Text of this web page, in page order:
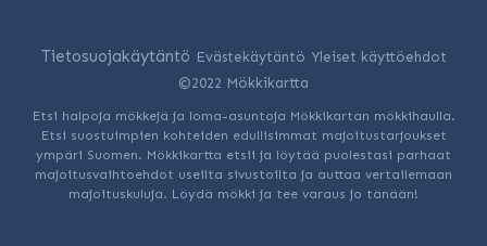
Tietosuojakäytäntö Evästekäytäntö Yleiset käyttöehdot
©2022 Mökkikartta
Etsi halpoja mökkejä ja loma-asuntoja Mökkikartan mökkihaulla.
Etsi suostuimpien kohteiden edullisimmat majoitustarjoukset
ympäri Suomen. Mökkikartta etsii ja löytää puolestasi parhaat
majoitusvaihtoehdot useilta sivustoilta ja auttaa vertailemaan
majoituskuluja. Löydä mökki ja tee varaus jo tänään!